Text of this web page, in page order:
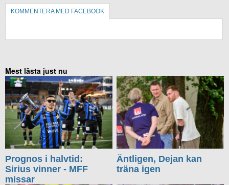
KOMMENTERA MED FACEBOOK
Mest lästa just nu
Prognos i halvtid:
Sirius vinner - MFF
missar
Äntligen, Dejan kan
träna igen